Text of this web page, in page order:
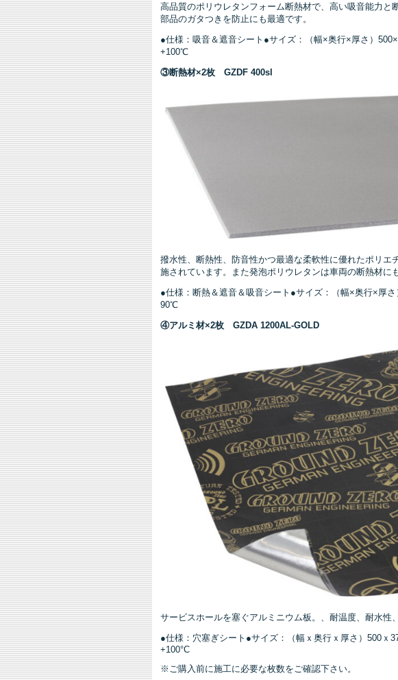
高品質のポリウレタンフォーム断熱材で、高い吸音能力と
部品のガタつきを防止にも最適です。
●仕様：吸音＆遮音シート●サイズ：（幅×奥行×厚さ）
+100℃
③断熱材×2枚 GZDF 400sl
撥水性、断熱性、防音性かつ最適な柔軟性に優れたポリ
施されています。また発泡ポリウレタンは車両の断熱材に
●仕様：断熱＆遮音＆吸音シート●サイズ：（幅×奥行×厚
90℃
④アルミ材×2枚 GZDA 1200AL-GOLD
サービスホールを塞ぐアルミニウム板。、耐温度、耐水性
●仕様：穴塞ぎシート●サイズ：（幅ｘ奥行ｘ厚さ）500ｘ
+100°C
※ご購入前に施工に必要な枚数をご確認下さい。